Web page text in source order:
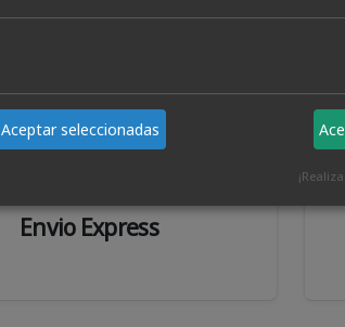
Envio Express
Aceptar seleccionadas